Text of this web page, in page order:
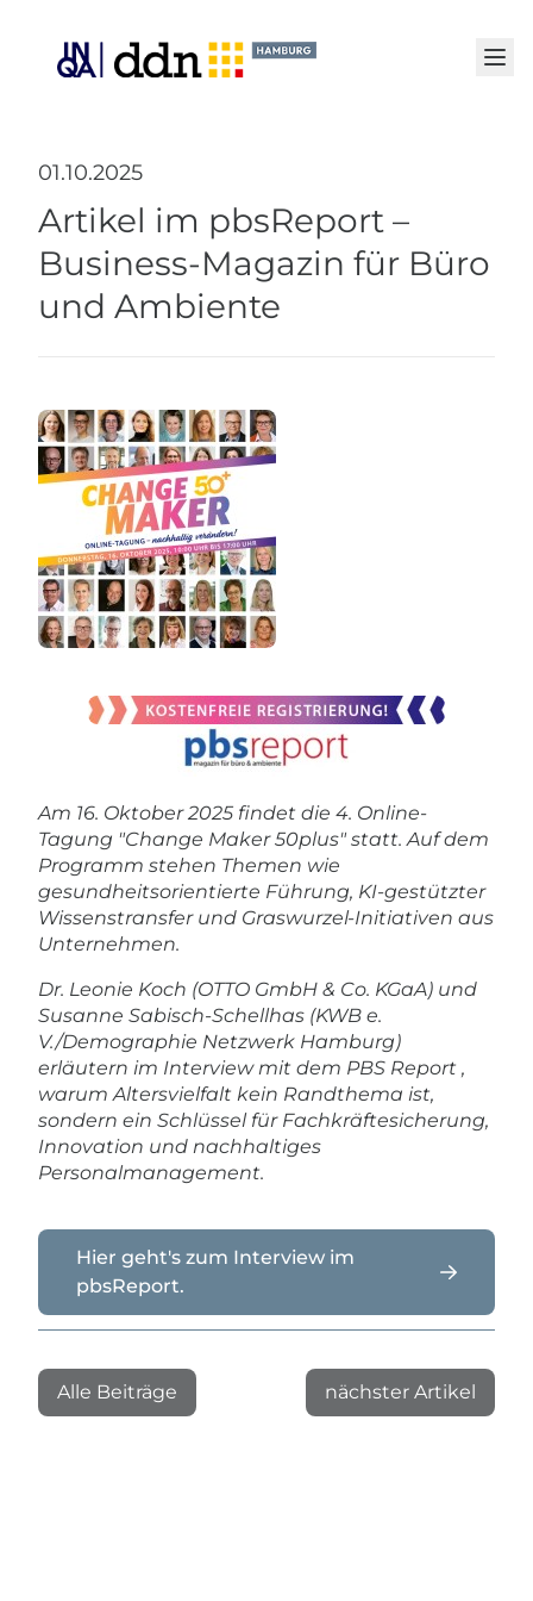
01.10.2025
Artikel im pbsReport –
Business-Magazin für Büro
und Ambiente
Am 16. Oktober 2025 findet die 4. Online-
Tagung "Change Maker 50plus" statt. Auf dem
Programm stehen Themen wie
gesundheitsorientierte Führung, KI-gestützter
Wissenstransfer und Graswurzel-Initiativen aus
Unternehmen.
Dr. Leonie Koch (OTTO GmbH & Co. KGaA) und
Susanne Sabisch-Schellhas (KWB e.
V./Demographie Netzwerk Hamburg)
erläutern im Interview mit dem PBS Report ,
warum Altersvielfalt kein Randthema ist,
sondern ein Schlüssel für Fachkräftesicherung,
Innovation und nachhaltiges
Personalmanagement.
Hier geht's zum Interview im
pbsReport.
Alle Beiträge nächster Artikel